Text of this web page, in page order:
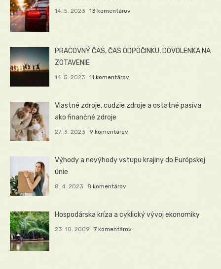
14. 5. 2023 13 komentárov
PRACOVNÝ ČAS, ČAS ODPOČINKU, DOVOLENKA NA
ZOTAVENIE
14. 5. 2023 11 komentárov
Vlastné zdroje, cudzie zdroje a ostatné pasíva
ako finančné zdroje
27. 3. 2023 9 komentárov
Výhody a nevýhody vstupu krajiny do Európskej
únie
8. 4. 2023 8 komentárov
Hospodárska kríza a cyklický vývoj ekonomiky
23. 10. 2009 7 komentárov